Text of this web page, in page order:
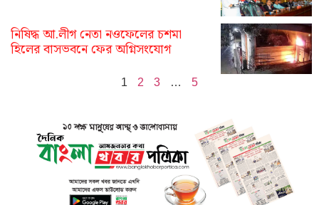
নিষিদ্ধ আ.লীগ নেতা নওফেলের চশমা
হিলের বাসভবনে ফের অগ্নিসংযোগ
1 2 3 … 5